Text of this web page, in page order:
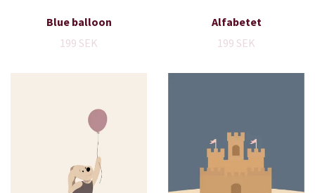
Blue balloon
199 SEK
Alfabetet
199 SEK